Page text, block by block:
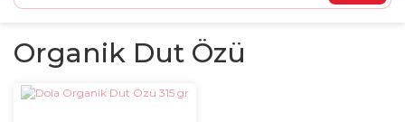
Organik Dut Özü